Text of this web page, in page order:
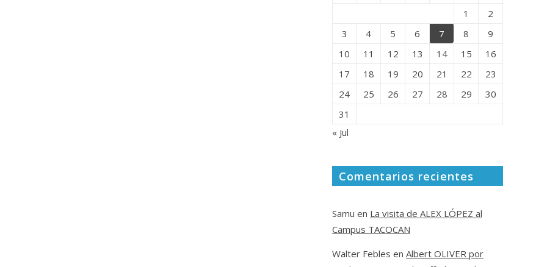
1
2
3
4 5 6 7 8
9
10
11 12 13 14 15
16
17
18 19 20 21 22
23
24
25 26 27 28 29
30
31
« Jul
Comentarios recientes
Samu en La visita de ALEX LÓPEZ al
Campus TACOCAN
Walter Febles en Albert OLIVER por